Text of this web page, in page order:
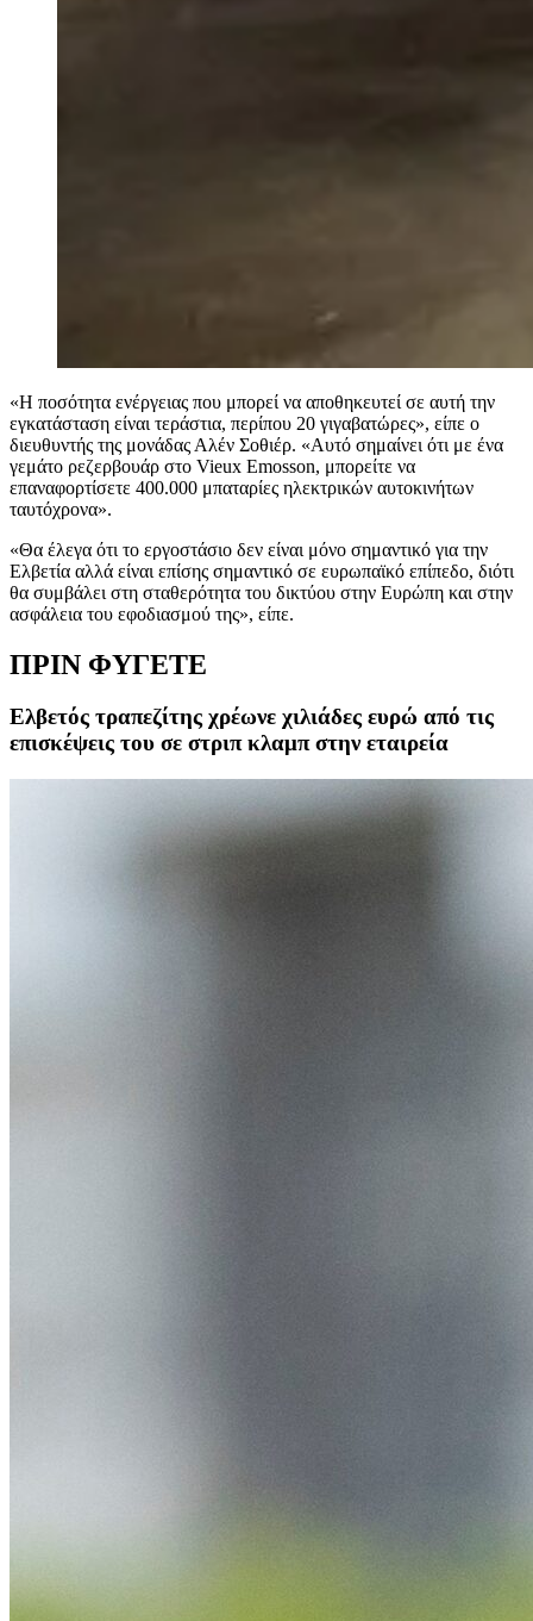
«Η ποσότητα ενέργειας που μπορεί να αποθηκευτεί σε αυτή την
εγκατάσταση είναι τεράστια, περίπου 20 γιγαβατώρες», είπε ο
διευθυντής της μονάδας Αλέν Σοθιέρ. «Αυτό σημαίνει ότι με ένα
γεμάτο ρεζερβουάρ στο Vieux Emosson, μπορείτε να
επαναφορτίσετε 400.000 μπαταρίες ηλεκτρικών αυτοκινήτων
ταυτόχρονα».
«Θα έλεγα ότι το εργοστάσιο δεν είναι μόνο σημαντικό για την
Ελβετία αλλά είναι επίσης σημαντικό σε ευρωπαϊκό επίπεδο, διότι
θα συμβάλει στη σταθερότητα του δικτύου στην Ευρώπη και στην
ασφάλεια του εφοδιασμού της», είπε.
ΠΡΙΝ ΦΥΓΕΤΕ
Ελβετός τραπεζίτης χρέωνε χιλιάδες ευρώ από τις
επισκέψεις του σε στριπ κλαμπ στην εταιρεία